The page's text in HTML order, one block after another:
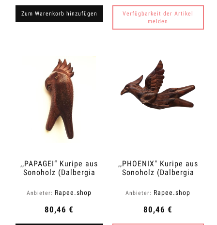
Zum Warenkorb hinzufügen
Verfügbarkeit der Artikel
melden
,,PAPAGEI“ Kuripe aus
Sonoholz (Dalbergia
Anbieter: Rapee.shop
80,46 €
,,PHOENIX" Kuripe aus
Sonoholz (Dalbergia
Anbieter: Rapee.shop
80,46 €